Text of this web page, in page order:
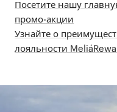
Посетите нашу
промо-акции
Узнайте о
лояльности